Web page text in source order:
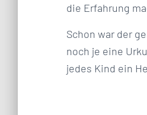
die Erfahrung
Schon war der
noch je eine
jedes Kind ein